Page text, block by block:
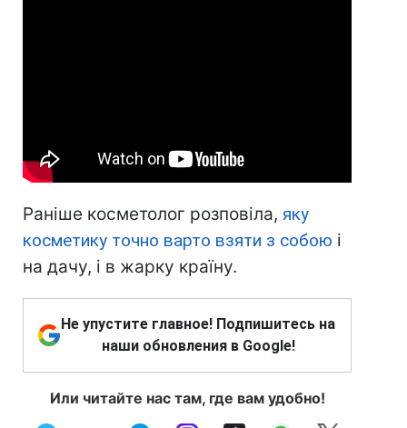
Раніше косметолог розповіла, яку
косметику точно варто взяти з собою і
на дачу, і в жарку країну.
Не упустите главное! Подпишитесь на
наши обновления в Google!
Или читайте нас там, где вам удобно!